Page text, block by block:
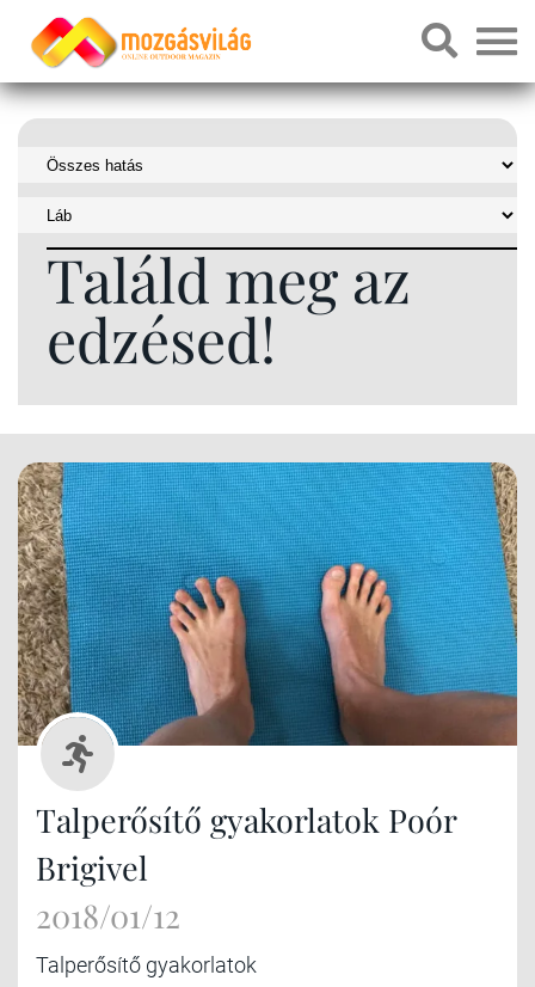
Találd meg az
edzésed!
Talperősítő gyakorlatok Poór
Brigivel
2018/01/12
Talperősítő gyakorlatok